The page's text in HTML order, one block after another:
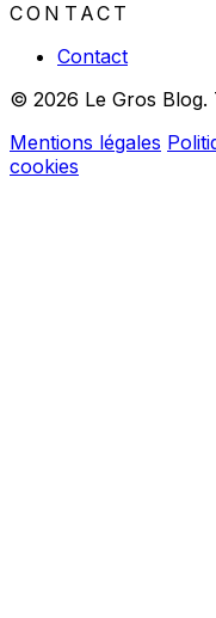
CONTACT
Contact
© 2026 Le Gros Blog.
Mentions légales
cookies